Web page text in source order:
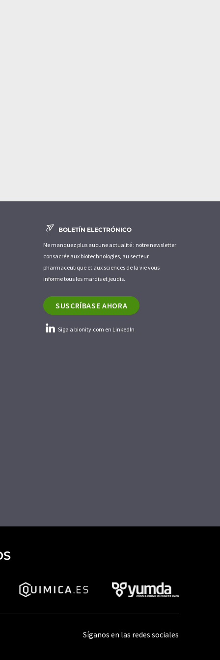
BOLETÍN ELECTRÓNICO
Ne manquez plus aucune actualité : notre newsletter
consacrée aux biotechnologies, au secteur
pharmaceutique et aux sciences de la vie vous
informe tous les mardis et jeudis.
SUSCRÍBASE AHORA
Siga a bionity.com en LinkedIn
Síganos en las redes sociales